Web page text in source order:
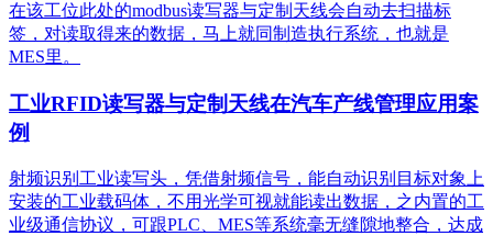
在该工位此处的modbus读写器与定制天线会自动去扫描标
签，对读取得来的数据，马上就同制造执行系统，也就是
MES里。
工业RFID读写器与定制天线在汽车产线管理应用案
例
射频识别工业读写头，凭借射频信号，能自动识别目标对象上
安装的工业载码体，不用光学可视就能读出数据，之内置的工
业级通信协议，可跟PLC、MES等系统毫无缝隙地整合，达成